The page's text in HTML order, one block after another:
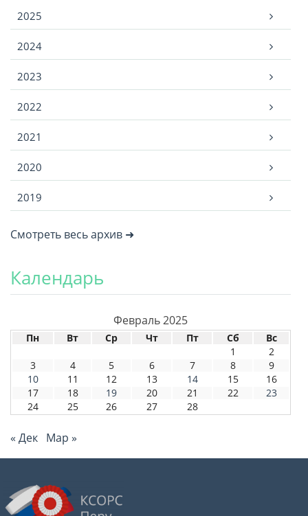
2025
2024
2023
2022
2021
2020
2019
Смотреть весь архив ➜
Календарь
Февраль 2025
Пн Вт Ср Чт Пт Сб
Вс
1
2
3
4 5 6 7 8
9
10
11 12 13 14 15
16
17
18 19 20 21 22
23
24
25 26 27 28
« Дек Мар »